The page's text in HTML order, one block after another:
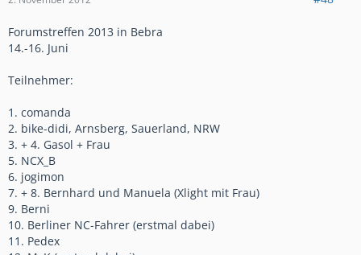
Nur die Tour mitfahrer:
1. scheapper
Forumstreffen 2013 in Bebra
14.-16. Juni
Teilnehmer:
1. comanda
2. bike-didi, Arnsberg, Sauerland, NRW
3. + 4. Gasol + Frau
5. NCX_B
6. jogimon
7. + 8. Bernhard und Manuela (Xlight mit Frau)
9. Berni
10. Berliner NC-Fahrer (erstmal dabei)
11. Pedex